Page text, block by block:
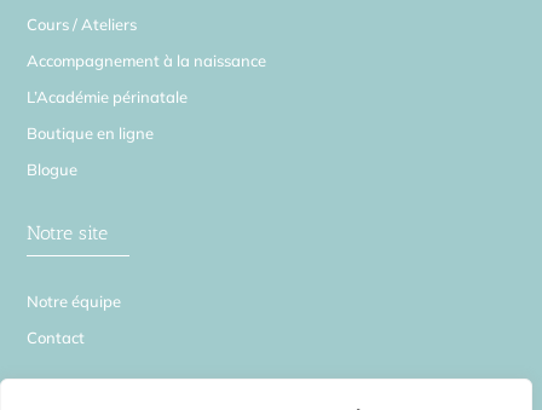
Cours / Ateliers
Accompagnement à la naissance
L’Académie périnatale
Boutique en ligne
Blogue
Notre site
Notre équipe
Contact